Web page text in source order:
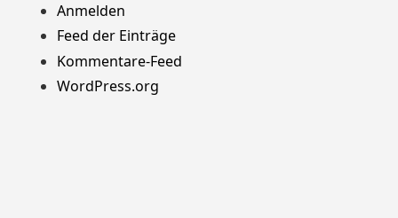
Anmelden
Feed der Einträge
Kommentare-Feed
WordPress.org